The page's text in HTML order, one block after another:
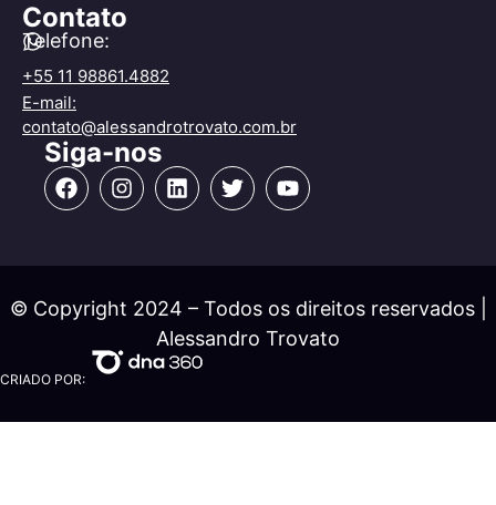
Contato
Telefone:
+55 11 98861.4882
E-mail:
contato@alessandrotrovato.com.br
Siga-nos
© Copyright 2024 – Todos os direitos reservados |
Alessandro Trovato
CRIADO POR: